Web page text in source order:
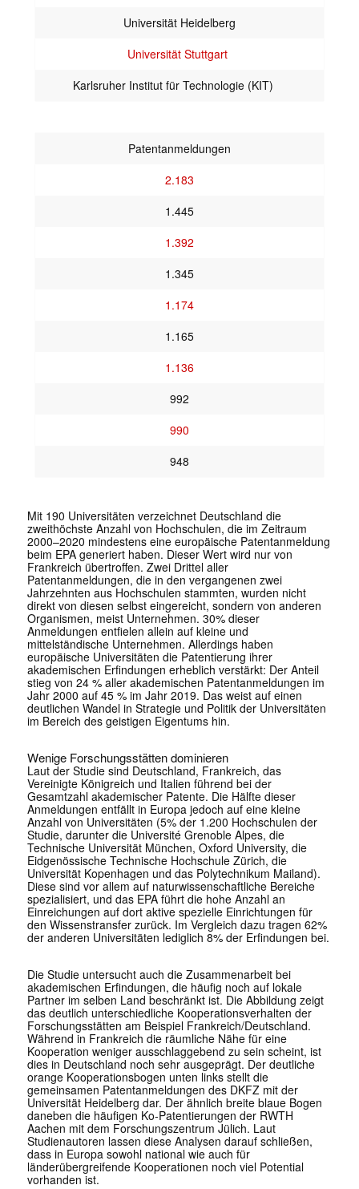
Universität Heidelberg
Universität Stuttgart
Karlsruher Institut für Technologie (KIT)
Patentanmeldungen
2.183
1.445
1.392
1.345
1.174
1.165
1.136
992
990
948
Mit 190 Universitäten verzeichnet Deutschland die
zweithöchste Anzahl von Hochschulen, die im Zeitraum
2000–2020 mindestens eine europäische Patentanmeldung
beim EPA generiert haben. Dieser Wert wird nur von
Frankreich übertroffen. Zwei Drittel aller
Patentanmeldungen, die in den vergangenen zwei
Jahrzehnten aus Hochschulen stammten, wurden nicht
direkt von diesen selbst eingereicht, sondern von anderen
Organismen, meist Unternehmen. 30% dieser
Anmeldungen entfielen allein auf kleine und
mittelständische Unternehmen. Allerdings haben
europäische Universitäten die Patentierung ihrer
akademischen Erfindungen erheblich verstärkt: Der Anteil
stieg von 24 % aller akademischen Patentanmeldungen im
Jahr 2000 auf 45 % im Jahr 2019. Das weist auf einen
deutlichen Wandel in Strategie und Politik der Universitäten
im Bereich des geistigen Eigentums hin.
Wenige Forschungsstätten dominieren
Laut der Studie sind Deutschland, Frankreich, das
Vereinigte Königreich und Italien führend bei der
Gesamtzahl akademischer Patente. Die Hälfte dieser
Anmeldungen entfällt in Europa jedoch auf eine kleine
Anzahl von Universitäten (5% der 1.200 Hochschulen der
Studie, darunter die Université Grenoble Alpes, die
Technische Universität München, Oxford University, die
Eidgenössische Technische Hochschule Zürich, die
Universität Kopenhagen und das Polytechnikum Mailand).
Diese sind vor allem auf naturwissenschaftliche Bereiche
spezialisiert, und das EPA führt die hohe Anzahl an
Einreichungen auf dort aktive spezielle Einrichtungen für
den Wissenstransfer zurück. Im Vergleich dazu tragen 62%
der anderen Universitäten lediglich 8% der Erfindungen bei.
Die Studie untersucht auch die Zusammenarbeit bei
akademischen Erfindungen, die häufig noch auf lokale
Partner im selben Land beschränkt ist. Die Abbildung zeigt
das deutlich unterschiedliche Kooperationsverhalten der
Forschungsstätten am Beispiel Frankreich/Deutschland.
Während in Frankreich die räumliche Nähe für eine
Kooperation weniger ausschlaggebend zu sein scheint, ist
dies in Deutschland noch sehr ausgeprägt. Der deutliche
orange Kooperationsbogen unten links stellt die
gemeinsamen Patentanmeldungen des DKFZ mit der
Universität Heidelberg dar. Der ähnlich breite blaue Bogen
daneben die häufigen Ko-Patentierungen der RWTH
Aachen mit dem Forschungszentrum Jülich. Laut
Studienautoren lassen diese Analysen darauf schließen,
dass in Europa sowohl national wie auch für
länderübergreifende Kooperationen noch viel Potential
vorhanden ist.